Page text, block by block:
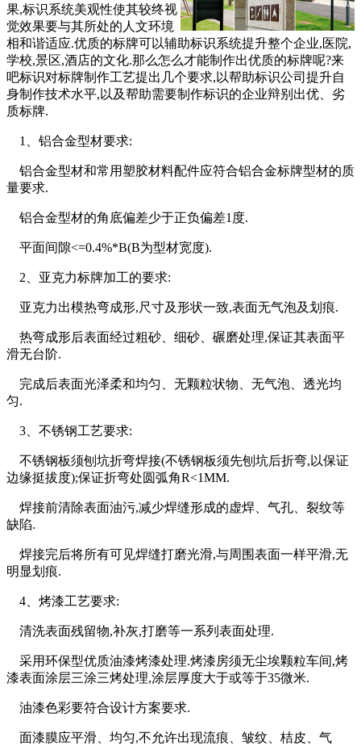
果,标识系统美观性使其较终视
觉效果要与其所处的人文环境
相和谐适应.优质的标牌可以辅助标识系统提升整个企业,医院,
学校,景区,酒店的文化.那么怎么才能制作出优质的标牌呢?来
吧标识对标牌制作工艺提出几个要求,以帮助标识公司提升自
身制作技术水平,以及帮助需要制作标识的企业辩别出优、劣
质标牌.
1、铝合金型材要求:
铝合金型材和常用塑胶材料配件应符合铝合金标牌型材的质
量要求.
铝合金型材的角底偏差少于正负偏差1度.
平面间隙<=0.4%*B(B为型材宽度).
2、亚克力标牌加工的要求:
亚克力出模热弯成形,尺寸及形状一致,表面无气泡及划痕.
热弯成形后表面经过粗砂、细砂、碾磨处理,保证其表面平
滑无台阶.
完成后表面光泽柔和均匀、无颗粒状物、无气泡、透光均
匀.
3、不锈钢工艺要求:
不锈钢板须刨坑折弯焊接(不锈钢板须先刨坑后折弯,以保证
边缘挺拔度);保证折弯处圆弧角R<1MM.
焊接前清除表面油污,减少焊缝形成的虚焊、气孔、裂纹等
缺陷.
焊接完后将所有可见焊缝打磨光滑,与周围表面一样平滑,无
明显划痕.
4、烤漆工艺要求:
清洗表面残留物,补灰,打磨等一系列表面处理.
采用环保型优质油漆烤漆处理.烤漆房须无尘埃颗粒车间,烤
漆表面涂层三涂三烤处理,涂层厚度大于或等于35微米.
油漆色彩要符合设计方案要求.
面漆膜应平滑、均匀,不允许出现流痕、皱纹、桔皮、气